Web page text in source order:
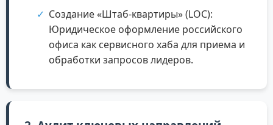
Создание «Штаб-квартиры» (LOC):
Юридическое оформление российского
офиса как сервисного хаба для приема и
обработки запросов лидеров.